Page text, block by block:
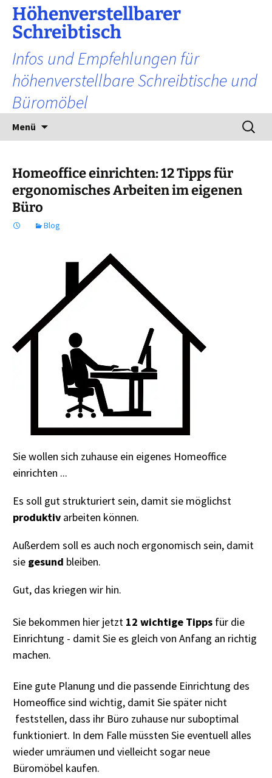
Zum
Inhalt
springen
Höhenverstellbarer
Schreibtisch
Infos und Empfehlungen für
höhenverstellbare Schreibtische und
Büromöbel
Menü
Suchen
nach:
Homeoffice einrichten: 12 Tipps für
ergonomisches Arbeiten im eigenen
Büro
Blog
Sie wollen sich zuhause ein eigenes Homeoffice
einrichten ...
Es soll gut strukturiert sein, damit sie möglichst
produktiv arbeiten können.
Außerdem soll es auch noch ergonomisch sein, damit
sie gesund bleiben.
Gut, das kriegen wir hin.
Sie bekommen hier jetzt 12 wichtige Tipps für die
Einrichtung - damit Sie es gleich von Anfang an richtig
machen.
Eine gute Planung und die passende Einrichtung des
Homeoffice sind wichtig, damit Sie später nicht
feststellen, dass ihr Büro zuhause nur suboptimal
funktioniert. In dem Falle müssten Sie eventuell alles
wieder umräumen und vielleicht sogar neue
Büromöbel kaufen.